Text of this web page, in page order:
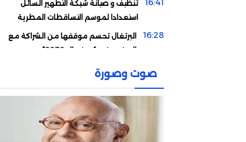
16:41
تنظيف و صيانة شبكة التطهير السائل
استعدادا لموسم التساقطات المطرية
16:28
البرتغال تحسم موقفها من الشراكة مع
المغرب في “مونديال 2030”
إلغاء العقوبات المفروضة على صامويل إيتو
بعد مباراة المغرب والكاميرون
بينها المغرب والجزائر.. هذه المنتخبات
المتأهلة إلى ربع نهائي “كان السيدات”
الاتحاد الإفريقي يقبل اعتذار الفيفا.. ويجدد
صوت وصورة